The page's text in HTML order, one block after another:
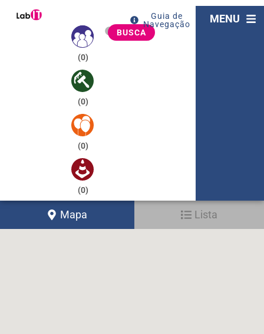
(0)
(0)
(0)
(0)
BUSCA
Guia de
Navegação
MENU
Mapa Lista